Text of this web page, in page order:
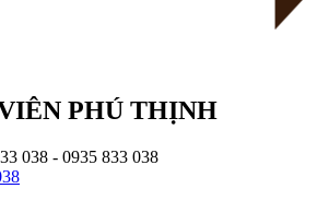
PHÚ THỊNH
038 - 0935 833 038